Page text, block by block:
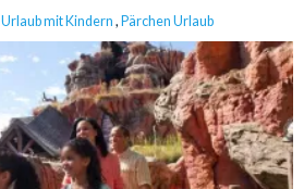
Urlaub mit Kindern , Pärchen Urlaub